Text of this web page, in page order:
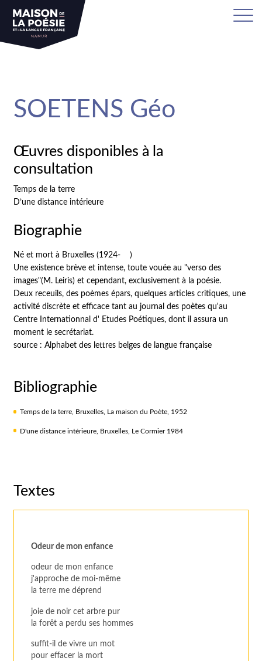
SOETENS Géo
Œuvres disponibles à la
consultation
Temps de la terre
D’une distance intérieure
Biographie
Né et mort à Bruxelles (1924- )
Une existence brève et intense, toute vouée au "verso des
images"(M. Leiris) et cependant, exclusivement à la poésie.
Deux receuils, des poèmes épars, quelques articles critiques, une
activité discrète et efficace tant au journal des poètes qu'au
Centre Internationnal d' Etudes Poétiques, dont il assura un
moment le secrétariat.
source : Alphabet des lettres belges de langue française
Bibliographie
Temps de la terre, Bruxelles, La maison du Poète, 1952
D'une distance intérieure, Bruxelles, Le Cormier 1984
Textes
Odeur de mon enfance
odeur de mon enfance
j'approche de moi-même
la terre me déprend
joie de noir cet arbre pur
la forêt a perdu ses hommes
suffit-il de vivre un mot
pour effacer la mort